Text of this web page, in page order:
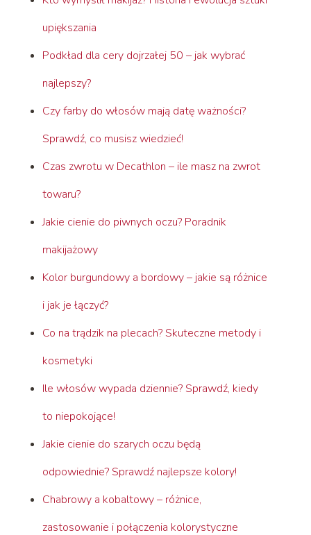
upiększania
Podkład dla cery dojrzałej 50 – jak wybrać
najlepszy?
Czy farby do włosów mają datę ważności?
Sprawdź, co musisz wiedzieć!
Czas zwrotu w Decathlon – ile masz na zwrot
towaru?
Jakie cienie do piwnych oczu? Poradnik
makijażowy
Kolor burgundowy a bordowy – jakie są różnice
i jak je łączyć?
Co na trądzik na plecach? Skuteczne metody i
kosmetyki
Ile włosów wypada dziennie? Sprawdź, kiedy
to niepokojące!
Jakie cienie do szarych oczu będą
odpowiednie? Sprawdź najlepsze kolory!
Chabrowy a kobaltowy – różnice,
zastosowanie i połączenia kolorystyczne